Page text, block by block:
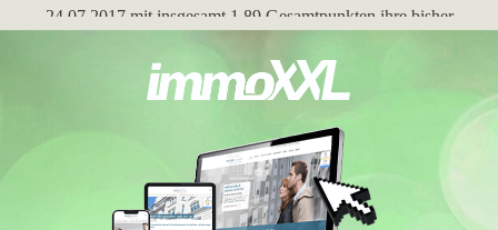
24.07.2017 mit insgesamt 1,89 Gesamtpunkten ihre bisher
15.05.2017
in mit der Maklerwebseitefrey-ag.de
hat am
15.05.2017 mit insgesamt 1,89 Gesamtpunkten ihre bisher
höchste Gesamtpunktzahl erreicht.
05.04.2017